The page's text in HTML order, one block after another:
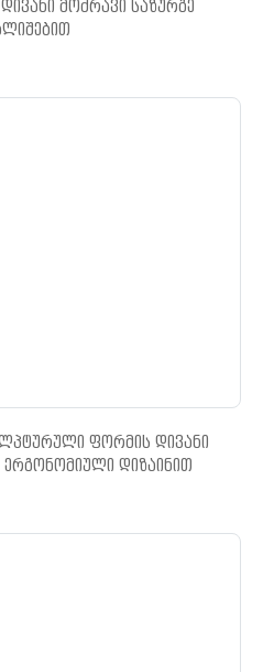
მოძრავი საზურგე
ფორმის დივანი
დიზაინით